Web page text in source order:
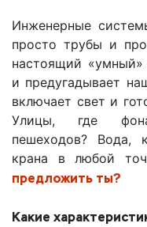
Инженерные
просто трубы и
настоящий «умный»
и предугадывает
включает свет и
Улицы, где
пешеходов? Вода,
крана в любой
предложить ты?
Какие